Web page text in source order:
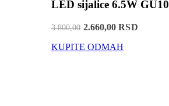
LED sijalice 6.5W GU10
3.800,002.660,00 RSD
KUPITE ODMAH